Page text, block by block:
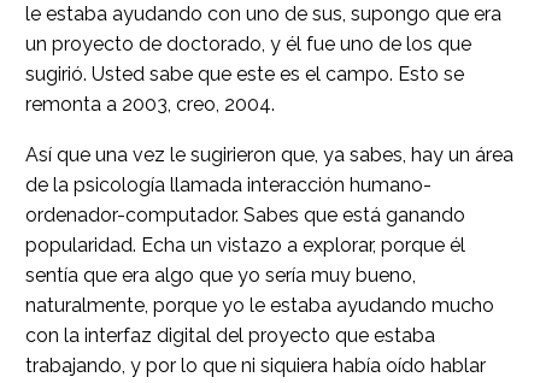
le estaba ayudando con uno de sus, supongo que era
un proyecto de doctorado, y él fue uno de los que
sugirió. Usted sabe que este es el campo. Esto se
remonta a 2003, creo, 2004.
Así que una vez le sugirieron que, ya sabes, hay un área
de la psicología llamada interacción humano-
ordenador-computador. Sabes que está ganando
popularidad. Echa un vistazo a explorar, porque él
sentía que era algo que yo sería muy bueno,
naturalmente, porque yo le estaba ayudando mucho
con la interfaz digital del proyecto que estaba
trabajando, y por lo que ni siquiera había oído hablar